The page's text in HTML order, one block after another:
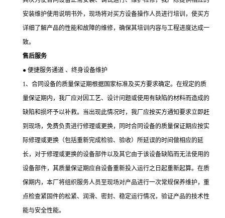
安装维护使用说明书外，现场将对买方设备操作人员进行培训，使买方
详细了解产品的性能和故障的维修，确保其培训内容与工程进度达成一
致。
售后服务
● 便捷服务通道 、终身设备维护
1、合同设备的质量保证期根据国家标准及买方要求确定。在规定的质
量保证期内，我厂应对因工艺、设计问题或使用有缺陷的材料而造成的
缺陷和损坏予以补救。当出现此情况时，我厂应按买方通知要求立即赶
到现场，免费负责进行修理或更换，同时合同设备的质量保证期应按实
际修理或更换（包括重新完成检验、验收）所延误的时间做相应的延
长，对于修理或更换的设备部件以及其它由于该设备缺陷而无法使用的
设备部件，其质量保证期应自设备重新投入运行之日起重新起算。在质
保期内，本厂将组织服务人员至现场对产品进行一次常规保养维护，重
点检查紧固件的松紧、润滑、密封、稳定运行情况，验证产品的技术性
能与安全性能。